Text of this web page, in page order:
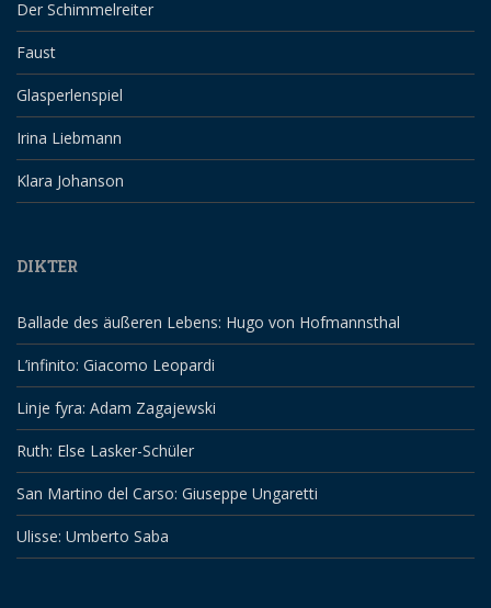
Der Schimmelreiter
Faust
Glasperlenspiel
Irina Liebmann
Klara Johanson
DIKTER
Ballade des äußeren Lebens: Hugo von Hofmannsthal
L’infinito: Giacomo Leopardi
Linje fyra: Adam Zagajewski
Ruth: Else Lasker-Schüler
San Martino del Carso: Giuseppe Ungaretti
Ulisse: Umberto Saba